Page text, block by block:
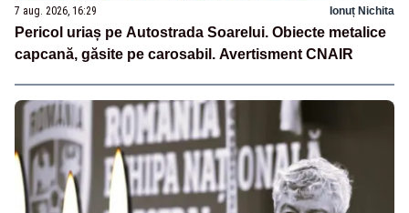
7 aug. 2026, 16:29 Ionuț Nichita
Pericol uriaș pe Autostrada Soarelui. Obiecte metalice
capcană, găsite pe carosabil. Avertisment CNAIR